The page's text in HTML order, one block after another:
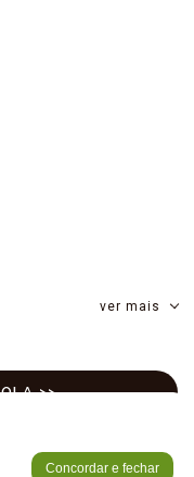
ver mais
Concordar e fechar